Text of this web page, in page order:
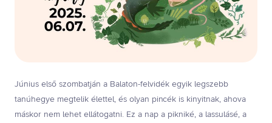
Június első szombatján a Balaton-felvidék egyik legszebb
tanúhegye megtelik élettel, és olyan pincék is kinyitnak, ahova
máskor nem lehet ellátogatni. Ez a nap a pikniké, a lassulásé, a